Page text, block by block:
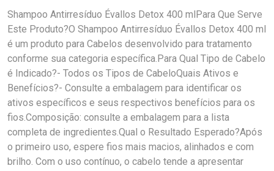
Shampoo Antirresíduo Évallos Detox 400 mlPara Que Serve
Este Produto?O Shampoo Antirresíduo Évallos Detox 400 ml
é um produto para Cabelos desenvolvido para tratamento
conforme sua categoria específica.Para Qual Tipo de Cabelo
é Indicado?- Todos os Tipos de CabeloQuais Ativos e
Benefícios?- Consulte a embalagem para identificar os
ativos específicos e seus respectivos benefícios para os
fios.Composição: consulte a embalagem para a lista
completa de ingredientes.Qual o Resultado Esperado?Após
o primeiro uso, espere fios mais macios, alinhados e com
brilho. Com o uso contínuo, o cabelo tende a apresentar